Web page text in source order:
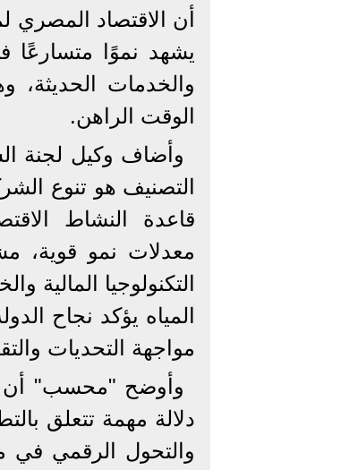
أن الاقتصاد المصري
يشهد نموًا متسارعًا
والخدمات الحديثة،
الوقت الراهن.
وأضاف وكيل لجنة
التصنيف هو تنوع
قاعدة النشاط
معدلات نمو قوية،
التكنولوجيا المالية
المياه يؤكد نجاح
مواجهة التحديات
وأوضح "محسب" أن
دلالة مهمة تتعلق
والتحول الرقمي في